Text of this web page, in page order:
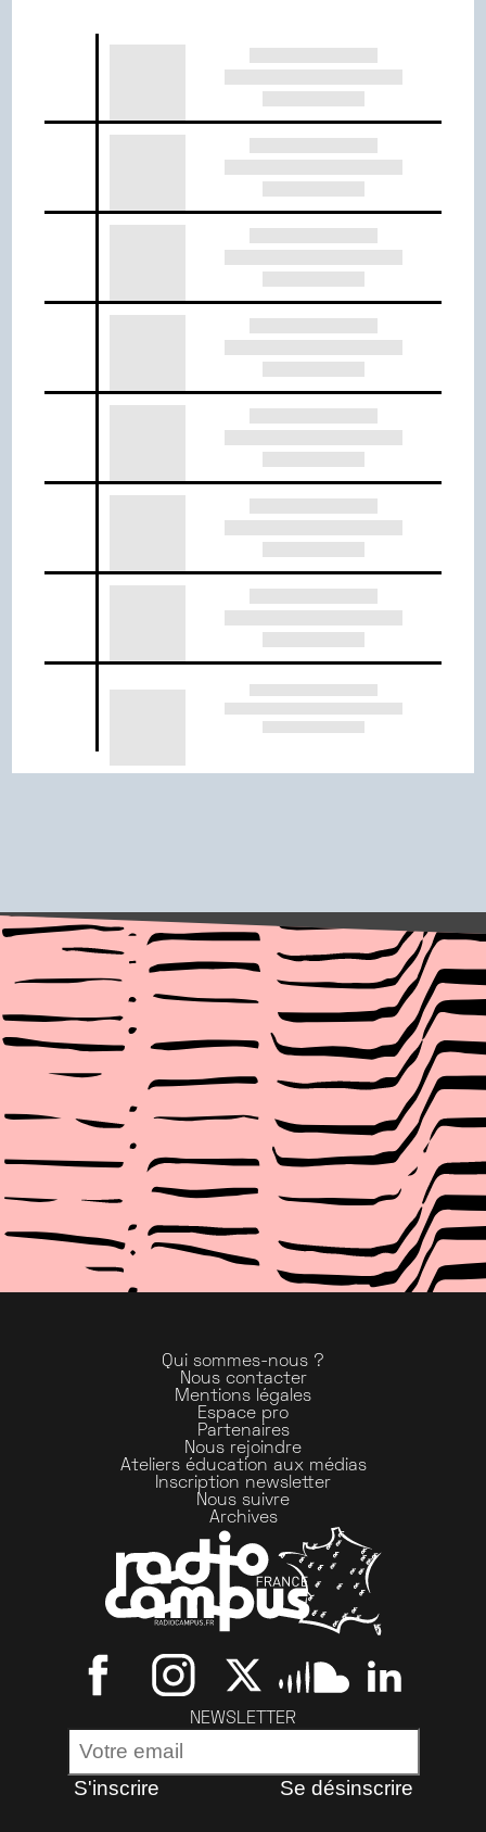
Qui sommes-nous ?
Nous contacter
Mentions légales
Espace pro
Partenaires
Nous rejoindre
Ateliers éducation aux médias
Inscription newsletter
Nous suivre
Archives
NEWSLETTER
S'inscrire Se désinscrire